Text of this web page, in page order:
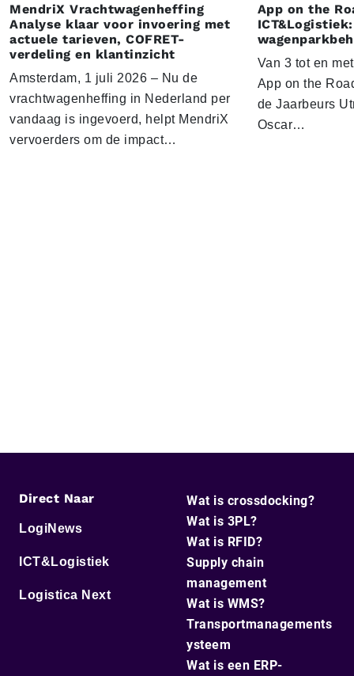
MendriX Vrachtwagenheffing
Analyse klaar voor invoering met
actuele tarieven, COFRET-
verdeling en klantinzicht
Amsterdam, 1 juli 2026 – Nu de
vrachtwagenheffing in Nederland per
vandaag is ingevoerd, helpt MendriX
vervoerders om de impact…
App on the
Van 3 tot en
App on the
de Jaarbeurs
Oscar…
Direct Naar
LogiNews
ICT&Logistiek
Logistica Next
Wat is crossdocking?
Wat is 3PL?
Wat is RFID?
Supply chain
management
Wat is WMS?
Transportmanagements
ysteem
Wat is een ERP-